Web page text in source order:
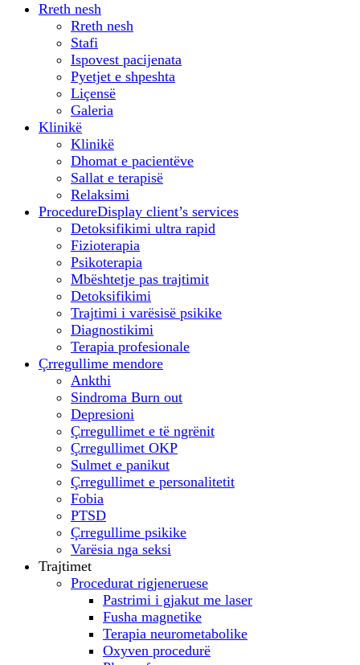
Rreth nesh
Rreth nesh
Stafi
Ispovest pacijenata
Pyetjet e shpeshta
Liçensë
Galeria
Klinikë
Klinikë
Dhomat e pacientëve
Sallat e terapisë
Relaksimi
ProcedureDisplay client’s services
Detoksifikimi ultra rapid
Fizioterapia
Psikoterapia
Mbështetje pas trajtimit
Detoksifikimi
Trajtimi i varësisë psikike
Diagnostikimi
Terapia profesionale
Çrregullime mendore
Ankthi
Sindroma Burn out
Depresioni
Çrregullimet e të ngrënit
Çrregullimet OKP
Sulmet e panikut
Çrregullimet e personalitetit
Fobia
PTSD
Çrregullime psikike
Varësia nga seksi
Trajtimet
Procedurat rigjeneruese
Pastrimi i gjakut me laser
Fusha magnetike
Terapia neurometabolike
Oxyven procedurë